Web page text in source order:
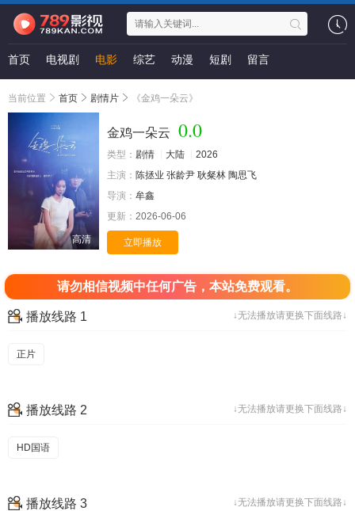
首页 电视剧 电影 综艺 动漫 短剧 留言
当前位置 首页 剧情片 《金鸡一朵云》
高清
金鸡一朵云 0.0
类型： 剧情 大陆
2026
主演： 陈拯业 张龄尹 耿粲林 陶思飞
导演： 牟鑫
更新： 2026-06-06
立即播放
请勿相信视频中任何广告，本站免费观看。
↓无法播放请更换下面线路↓
播放线路 1
正片
↓无法播放请更换下面线路↓
播放线路 2
HD国语
↓无法播放请更换下面线路↓
播放线路 3